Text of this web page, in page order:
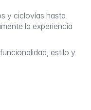
y ciclovías hasta
la experiencia
estilo y